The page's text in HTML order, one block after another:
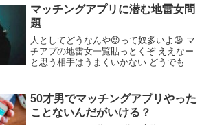
を通じて出会い、その後何度か食事など
に行き意気投合しましたって誤魔化すら
しい
マッチングアプリに潜む地雷女問
題
人としてどうなんや😡って奴多いよ😩 マ
チアプの地雷女一覧貼っとくぞ ええなー
と思う相手はうまくいかない どうでもえ
なー ワイも彼女ほしいわ あっちからいい
ねしてきたのにそうですね、とかありが
とうございます、しか返信してこんのは
50才男でマッチングアプリやった
ことないんだがいける？